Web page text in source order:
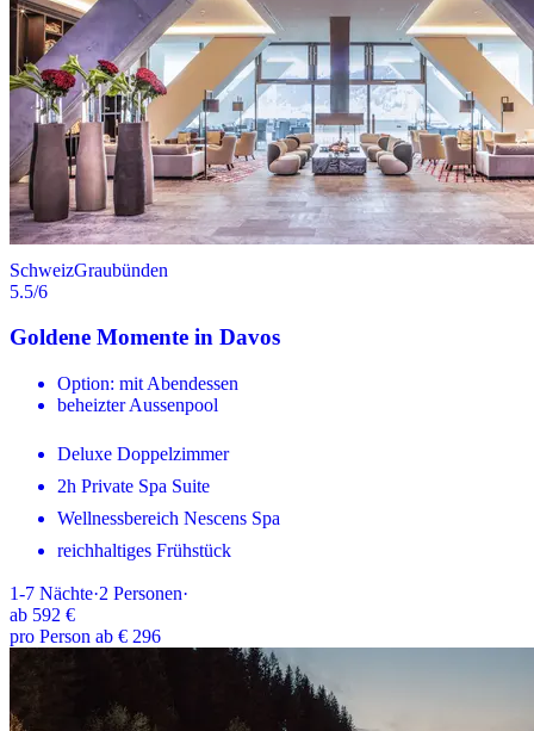
SchweizGraubünden
5.5/6
Goldene Momente in Davos
Option: mit Abendessen
beheizter Aussenpool
Deluxe Doppelzimmer
2h Private Spa Suite
Wellnessbereich Nescens Spa
reichhaltiges Frühstück
1-7 Nächte·2 Personen·
ab 592 €
pro Person ab € 296